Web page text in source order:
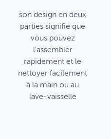
son design en deux
parties signifie que
vous pouvez
l'assembler
rapidement et le
nettoyer facilement
à la main ou au
lave-vaisselle